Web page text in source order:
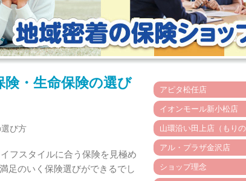
・生命保険の選び
び方
フスタイルに合う保険を見極め
足のいく保険選びができるでし
アピタ松任店
イオンモール新小松店
山環沿い田上店（もりの
アル・プラザ金沢店
ショップ理念